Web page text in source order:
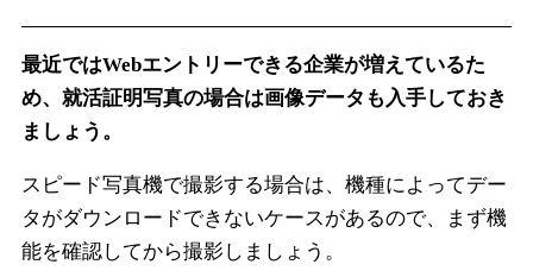
最近ではWebエントリーできる企業が増えているた
め、就活証明写真の場合は画像データも入手しておき
ましょう。
スピード写真機で撮影する場合は、機種によってデー
タがダウンロードできないケースがあるので、まず機
能を確認してから撮影しましょう。